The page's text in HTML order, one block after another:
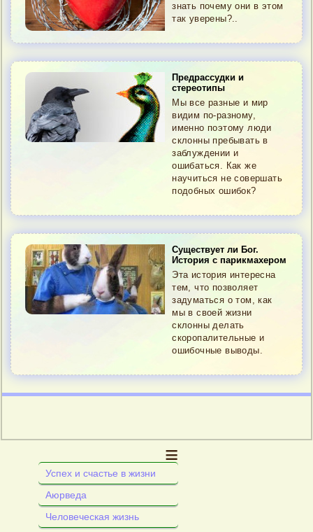
знать почему они в этом
так уверены?..
Предрассудки и
стереотипы
Мы все разные и мир
видим по-разному,
именно поэтому люди
склонны пребывать в
заблуждении и
ошибаться. Как же
научиться не совершать
подобных ошибок?
Существует ли Бог.
История с парикмахером
Эта история интересна
тем, что позволяет
задуматься о том, как
мы в своей жизни
склонны делать
скоропалительные и
ошибочные выводы.
≡
Успех и счастье в жизни
Аюрведа
Человеческая жизнь